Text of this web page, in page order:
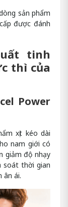
sản phẩm
được đánh
tinh
thì của
Power
xịt kéo dài
nam giới có
giảm độ nhạy
soát thời gian
ân ái.